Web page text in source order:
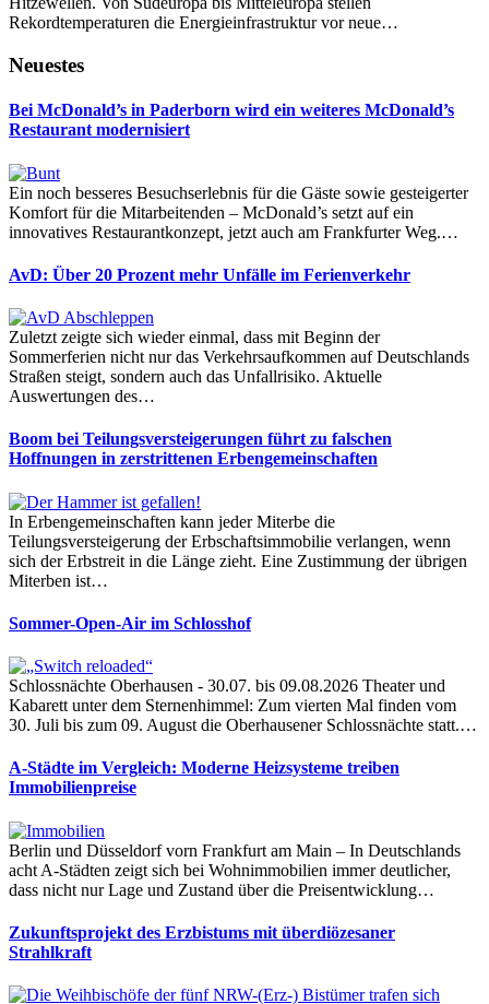
Rekordtemperaturen die Energieinfrastruktur vor neue…
Neuestes
Bei McDonald’s in Paderborn wird ein weiteres McDonald’s
Restaurant modernisiert
Ein noch besseres Besuchserlebnis für die Gäste sowie gesteigerter
Komfort für die Mitarbeitenden – McDonald’s setzt auf ein
innovatives Restaurantkonzept, jetzt auch am Frankfurter Weg.…
AvD: Über 20 Prozent mehr Unfälle im Ferienverkehr
Zuletzt zeigte sich wieder einmal, dass mit Beginn der
Sommerferien nicht nur das Verkehrsaufkommen auf Deutschlands
Straßen steigt, sondern auch das Unfallrisiko. Aktuelle
Auswertungen des…
Boom bei Teilungsversteigerungen führt zu falschen
Hoffnungen in zerstrittenen Erbengemeinschaften
In Erbengemeinschaften kann jeder Miterbe die
Teilungsversteigerung der Erbschaftsimmobilie verlangen, wenn
sich der Erbstreit in die Länge zieht. Eine Zustimmung der übrigen
Miterben ist…
Sommer-Open-Air im Schlosshof
Schlossnächte Oberhausen - 30.07. bis 09.08.2026 Theater und
Kabarett unter dem Sternenhimmel: Zum vierten Mal finden vom
30. Juli bis zum 09. August die Oberhausener Schlossnächte statt.…
A-Städte im Vergleich: Moderne Heizsysteme treiben
Immobilienpreise
Berlin und Düsseldorf vorn Frankfurt am Main – In Deutschlands
acht A-Städten zeigt sich bei Wohnimmobilien immer deutlicher,
dass nicht nur Lage und Zustand über die Preisentwicklung…
Zukunftsprojekt des Erzbistums mit überdiözesaner
Strahlkraft